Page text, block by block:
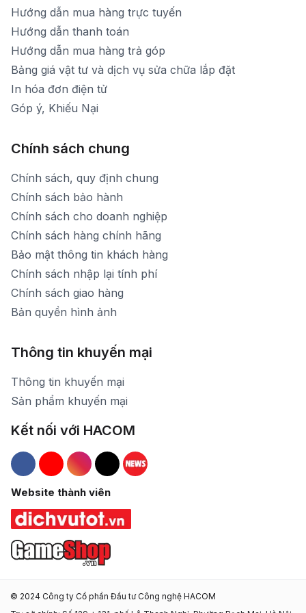
Hướng dẫn mua hàng trực tuyến
Hướng dẫn thanh toán
Hướng dẫn mua hàng trả góp
Bảng giá vật tư và dịch vụ sửa chữa lắp đặt
In hóa đơn điện tử
Góp ý, Khiếu Nại
Chính sách chung
Chính sách, quy định chung
Chính sách bảo hành
Chính sách cho doanh nghiệp
Chính sách hàng chính hãng
Bảo mật thông tin khách hàng
Chính sách nhập lại tính phí
Chính sách giao hàng
Bản quyền hình ảnh
Thông tin khuyến mại
Thông tin khuyến mại
Sản phẩm khuyến mại
Kết nối với HACOM
Hacom Facebook
Hacom YouTube
Hacom Instagram
Hacom TikTok
Website thành viên
© 2024 Công ty Cổ phần Đầu tư Công nghệ HACOM